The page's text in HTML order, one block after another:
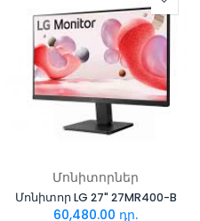
Մոնիտորներ
Մոնիտոր LG 27" 27MR400-B
60,480.00 դր.